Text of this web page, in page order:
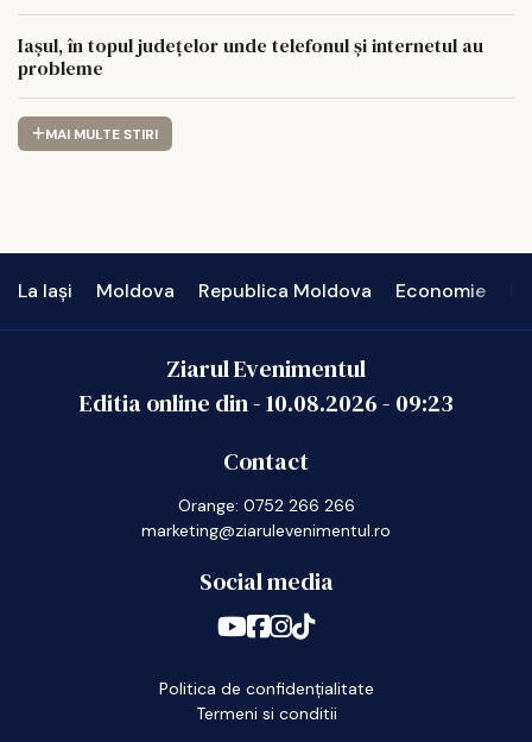
Iașul, în topul județelor unde telefonul și internetul au
probleme
MAI MULTE STIRI
La Iași Moldova Republica Moldova Economie
Ziarul Evenimentul
Editia online din -10.08.2026- 09:23
Contact
Orange: 0752 266 266
marketing@ziarulevenimentul.ro
Social media
Politica de confidențialitate
Termeni si conditii